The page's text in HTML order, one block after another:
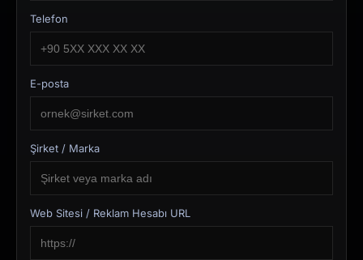
Telefon
E-posta
Şirket / Marka
Web Sitesi / Reklam Hesabı URL